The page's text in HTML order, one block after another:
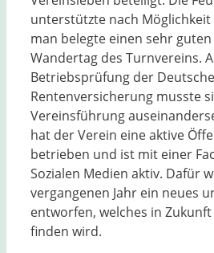
unterstützte nach
man belegte einen sehr
Wandertag des Turnvereins.
Betriebsprüfung der
Rentenversicherung musste
Vereinsführung
hat der Verein eine aktive
betrieben und ist mit einer
Sozialen Medien aktiv. Dafür
vergangenen Jahr ein neues
entworfen, welches in
finden wird.